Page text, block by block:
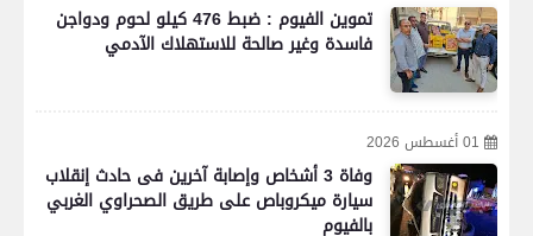
تموين الفيوم : ضبط 476 كيلو لحوم ودواجن
فاسدة وغير صالحة للاستهلاك الآدمي
01 أغسطس 2026
وفاة 3 أشخاص وإصابة آخرين فى حادث إنقلاب
سيارة ميكروباص على طريق الصحراوي الغربي
بالفيوم